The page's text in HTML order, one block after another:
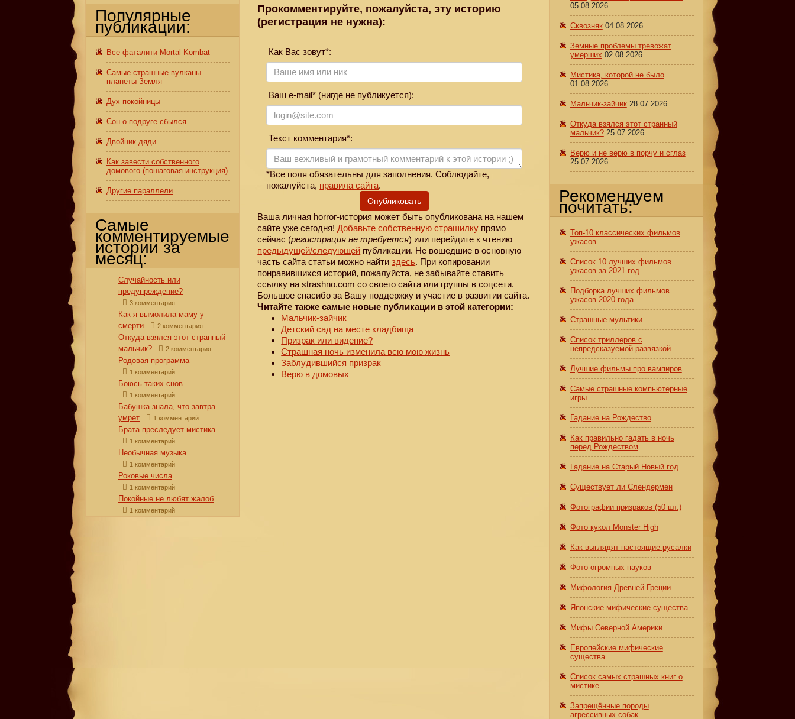
Прокомментируйте, пожалуйста, эту историю
(регистрация не нужна):
Как Вас зовут*:
Ваш e-mail* (нигде не публикуется):
Текст комментария*:
*Все поля обязательны для заполнения. Соблюдайте,
пожалуйста, правила сайта.
Опубликовать
Ваша личная horror-история может быть опубликована на нашем
сайте уже сегодня!Добавьте собственную страшилку прямо
сейчас (регистрация не требуется) или перейдите к чтению
предыдущей/следующей публикации. Не вошедшие в основную
часть сайта статьи можно найтиздесь. При копировании
понравившихся историй, пожалуйста, не забывайте ставить
ссылку на strashno.com со своего сайта или группы в соцсети.
Большое спасибо за Вашу поддержку и участие в развитии сайта.
Читайте также самые новые публикации в этой категории:
Мальчик-зайчик
Детский сад на месте кладбища
Призрак или видение?
Страшная ночь изменила всю мою жизнь
Заблудившийся призрак
Верю в домовых
Популярные
публикации:
Все фаталити Mortal Kombat
Самые страшные вулканы
планеты Земля
Дух покойницы
Сон о подруге сбылся
Двойник дяди
Как завести собственного
домового (пошаговая инструкция)
Другие параллели
Самые
комментируемые
истории за
месяц:
Случайность или
предупреждение?
3 комментария
Как я вымолила маму у
смерти
2 комментария
Откуда взялся этот странный
мальчик?
2 комментария
Родовая программа
1 комментарий
Боюсь таких снов
1 комментарий
Бабушка знала, что завтра
умрет
1 комментарий
Брата преследует мистика
1 комментарий
Необычная музыка
1 комментарий
Роковые числа
1 комментарий
Покойные не любят жалоб
1 комментарий
05.08.2026
Сквозняк 04.08.2026
Земные проблемы тревожат
умерших 02.08.2026
Мистика, которой не было
01.08.2026
Мальчик-зайчик 28.07.2026
Откуда взялся этот странный
мальчик? 25.07.2026
Верю и не верю в порчу и сглаз
25.07.2026
Рекомендуем
почитать:
Топ-10 классических фильмов
ужасов
Список 10 лучших фильмов
ужасов за 2021 год
Подборка лучших фильмов
ужасов 2020 года
Страшные мультики
Список триллеров с
непредсказуемой развязкой
Лучшие фильмы про вампиров
Самые страшные компьютерные
игры
Гадание на Рождество
Как правильно гадать в ночь
перед Рождеством
Гадание на Старый Новый год
Существует ли Слендермен
Фотографии призраков (50 шт.)
Фото кукол Monster High
Как выглядят настоящие русалки
Фото огромных пауков
Мифология Древней Греции
Японские мифические существа
Мифы Северной Америки
Европейские мифические
существа
Список самых страшных книг о
мистике
Запрещённые породы
агрессивных собак